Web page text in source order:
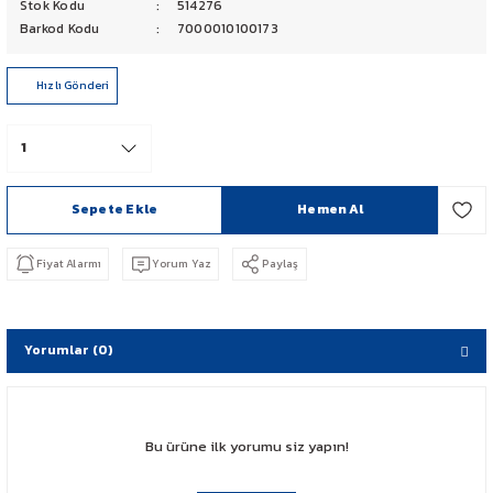
PCX 125-150
CB 125 F
NX 500
Stok Kodu
514276
Barkod Kodu
7000010100173
Hızlı Gönderi
Sepete Ekle Hemen Al
Fiyat Alarmı Yorum Yaz Paylaş
Yorumlar (0)
Bu ürüne ilk yorumu siz yapın!